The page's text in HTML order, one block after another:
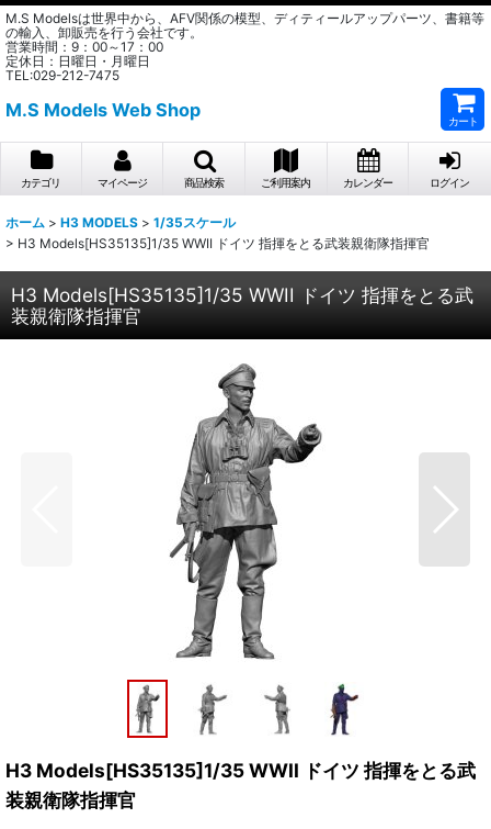
M.S Modelsは世界中から、AFV関係の模型、ディティールアップパーツ、書籍等
の輸入、卸販売を行う会社です。
営業時間：9：00～17：00
定休日：日曜日・月曜日
TEL:029-212-7475
M.S Models Web Shop
カート
カテゴリ マイページ 商品検索 ご利用案内 カレンダー ログイン
ホーム > H3 MODELS > 1/35スケール
> H3 Models[HS35135]1/35 WWII ドイツ 指揮をとる武装親衛隊指揮官
H3 Models[HS35135]1/35 WWII ドイツ 指揮をとる武
装親衛隊指揮官
H3 Models[HS35135]1/35 WWII ドイツ 指揮をとる武
装親衛隊指揮官